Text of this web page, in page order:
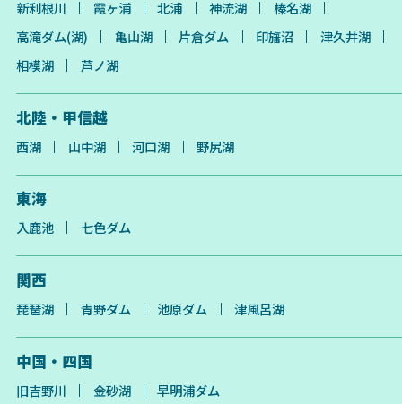
新利根川 霞ヶ浦 北浦 神流湖
榛名湖
高滝ダム(湖)
亀山湖 片倉ダム 印旛沼
津久井湖
相模湖
芦ノ湖
北陸・甲信越
西湖 山中湖 河口湖 野尻湖
東海
入鹿池 七色ダム
関西
琵琶湖 青野ダム 池原ダム 津風呂湖
中国・四国
旧吉野川 金砂湖 早明浦ダム